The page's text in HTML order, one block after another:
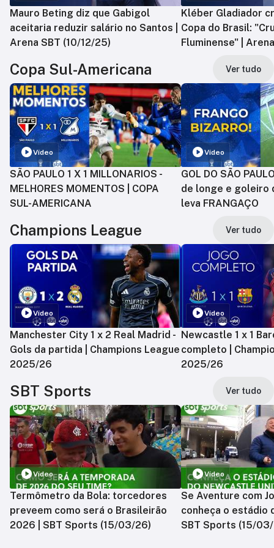
Mauro Beting diz que Gabigol
aceitaria reduzir salário no Santos |
Arena SBT (10/12/25)
Kléber Gladiador
Copa do Brasil:
Fluminense" |
Copa Sul-Americana Ver tudo
Vídeo
SÃO PAULO 1 X 1 MILLONARIOS -
MELHORES MOMENTOS | COPA
SUL-AMERICANA
Vídeo
GOL DO SÃO
de longe e goleiro
leva FRANGAÇO
Champions League Ver tudo
Vídeo
Manchester City 1 x 2 Real Madrid -
Gols da partida | Champions League
2025/26
Vídeo
Newcastle 1 x 1
completo |
2025/26
SBT Sports Ver tudo
Vídeo
Termômetro da Bola: torcedores
preveem como será o Brasileirão
2026 | SBT Sports (15/03/26)
Vídeo
Se Aventure com
conheça o estádio
SBT Sports (15/